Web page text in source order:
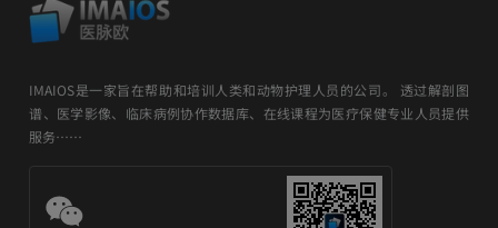
IMAIOS是一家旨在帮助和培训人类和动物护理人员的公司。 透过解剖图
谱、医学影像、临床病例协作数据库、在线课程为医疗保健专业人员提供
服务……